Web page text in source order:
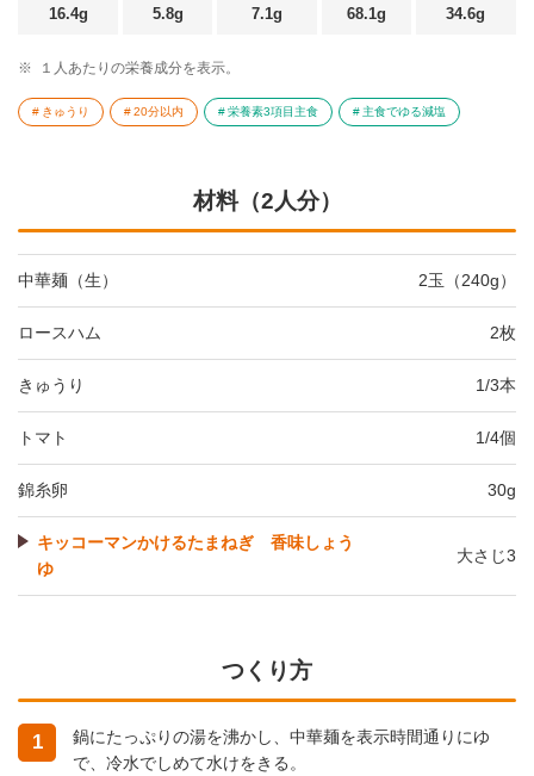
16.4g 5.8g 7.1g 68.1g 34.6g
※ １人あたりの栄養成分を表示。
きゅうり 20分以内 栄養素3項目主食 主食でゆる減塩
材料（2人分）
中華麺（生） 2玉（240g）
ロースハム 2枚
きゅうり 1/3本
トマト 1/4個
錦糸卵 30g
キッコーマンかけるたまねぎ 香味しょう
ゆ
大さじ3
つくり方
1
鍋にたっぷりの湯を沸かし、中華麺を表示時間通りにゆ
で、冷水でしめて水けをきる。